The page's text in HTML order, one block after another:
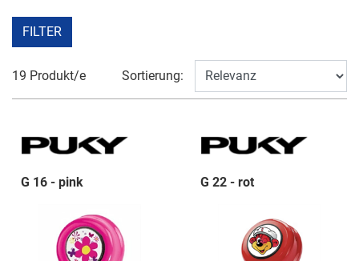
FILTER
19 Produkt/e Sortierung:
G 16 - pink G 22 - rot